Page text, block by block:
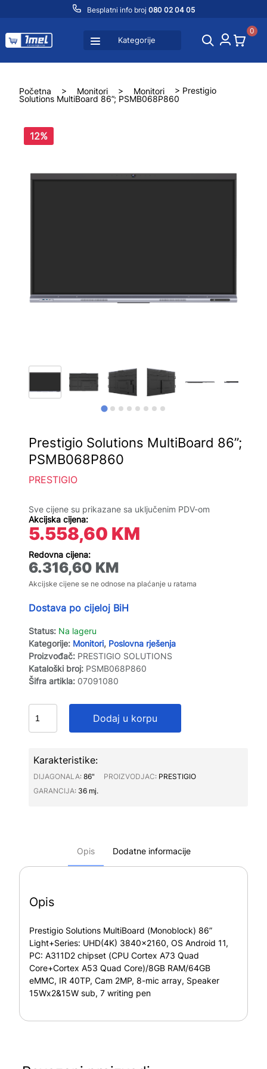
Besplatni info broj 080 02 04 05
Kategorije
0
Početna > Monitori > Monitori
> Prestigio
Solutions MultiBoard 86”; PSMB068P860
12%
Prestigio Solutions MultiBoard 86”;
PSMB068P860
PRESTIGIO
Sve cijene su prikazane sa uključenim PDV-om
Akcijska cijena:
5.558,60 KM
Redovna cijena:
6.316,60 KM
Akcijske cijene se ne odnose na plaćanje u ratama
Dostava po cijeloj BiH
Status: Na lageru
Kategorije: Monitori, Poslovna rješenja
Proizvođač: PRESTIGIO SOLUTIONS
Kataloški broj: PSMB068P860
Šifra artikla: 07091080
Dodaj u korpu
Karakteristike:
DIJAGONALA∶ 86" PROIZVODJAC∶ PRESTIGIO
GARANCIJA∶ 36 mj.
Opis Dodatne informacije
Opis
Prestigio Solutions MultiBoard (Monoblock) 86”
Light+Series: UHD(4K) 3840×2160, OS Android 11,
PC: A311D2 chipset (CPU Cortex A73 Quad
Core+Cortex A53 Quad Core)/8GB RAM/64GB
eMMC, IR 40TP, Cam 2MP, 8-mic array, Speaker
15Wx2&15W sub, 7 writing pen